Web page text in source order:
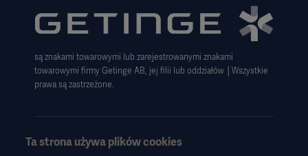
Zastrzeżenie dotyczące korzystania z witryny
Informacja o plikach cookie
Deklaracja zgodności z GDPR
Strategia podatkowa 2023
są znakami towarowymi lub zarejestrowanymi znakami
towarowymi firmy Getinge AB, jej filii lub oddziałów │Wszystkie
prawa są zastrzeżone.
Ta strona używa plików cookies